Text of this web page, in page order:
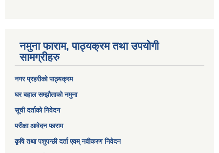
नमुना फाराम, पाठ्यक्रम तथा उपयोगी
सामग्रीहरु
नगर प्रहरीको पाठ्यक्रम
घर बहाल सम्झौताको नमुना
सूची दर्ताको निवेदन
परीक्षा आवेदन फाराम
कृषि तथा पशुपन्छी दर्ता एवम् नवीकरण निवेदन